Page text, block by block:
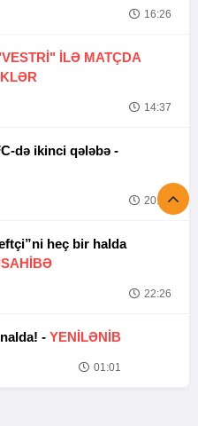
16:26
İLƏ MATÇDA
14:37
Tofiq Musayevdən UFC-də ikinci qələbə -
20:52
heç bir halda
22:26
- YENİLƏNİB
01:01